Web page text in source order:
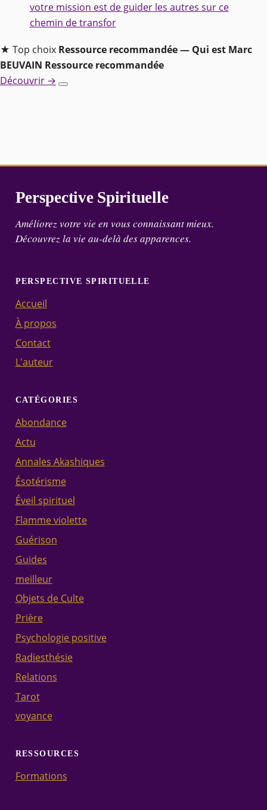
votre mission est de guider les autres sur ce
chemin de transfor
★ Top choix Ressource recommandée — Qui est Marc
BEUVAIN Ressource recommandée
Découvrir →
Perspective Spirituelle
Améliorez votre vie en vous connaissant mieux.
Découvrez la vie au-delà des apparences.
PERSPECTIVE SPIRITUELLE
Accueil
À propos
Contact
L'auteur
CATÉGORIES
Abondance
Actu
Annales Akashiques
Ésotérisme
Éveil spirituel
Flamme violette
Guérison
Guides
meilleur
Objets de Culte
Prière
Psychologie positive
Radiesthésie
Relations
Tarot
voyance
RESSOURCES
Formations